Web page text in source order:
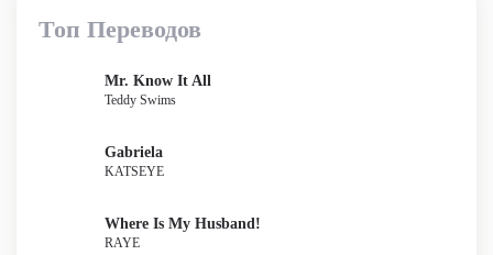
Топ Переводов
Mr. Know It All
Teddy Swims
Gabriela
KATSEYE
Where Is My Husband!
RAYE